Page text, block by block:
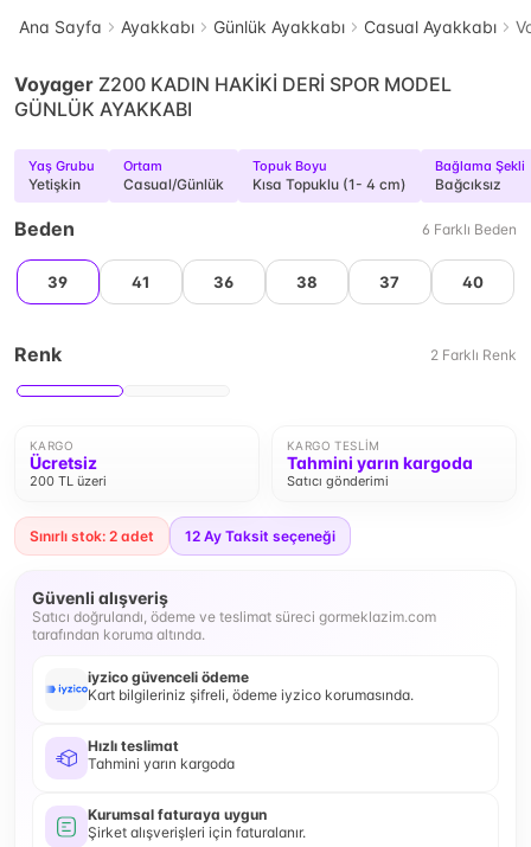
Ana Sayfa Ayakkabı Günlük Ayakkabı Casual Ayakkabı
Voyager Z200 KADIN HAKİKİ DERİ SPOR MODEL
GÜNLÜK AYAKKABI
Yaş Grubu
Yetişkin
Ortam
Casual/Günlük
Topuk Boyu
Kısa Topuklu (1- 4 cm)
Bağlama Şekli
Bağcıksız
Beden 6 Farklı Beden
39 41 36 38 37 40
Renk 2 Farklı Renk
KARGO
Ücretsiz
200 TL üzeri
KARGO TESLIM
Tahmini yarın kargoda
Satıcı gönderimi
Sınırlı stok: 2 adet 12 Ay Taksit seçeneği
Güvenli alışveriş
Satıcı doğrulandı, ödeme ve teslimat süreci gormeklazim.com
tarafından koruma altında.
iyzico güvenceli ödeme
Kart bilgileriniz şifreli, ödeme iyzico korumasında.
Hızlı teslimat
Tahmini yarın kargoda
Kurumsal faturaya uygun
Şirket alışverişleri için faturalanır.